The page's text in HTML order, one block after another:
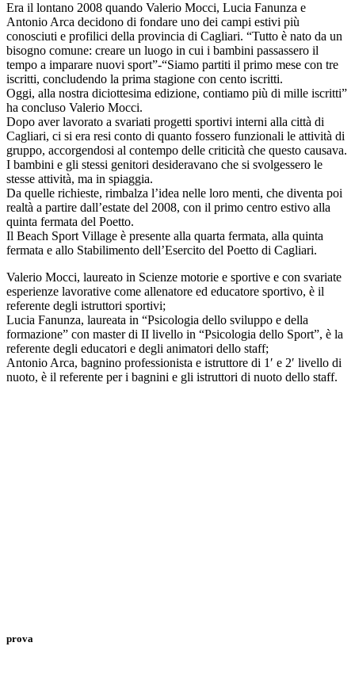
Era il lontano 2008 quando Valerio Mocci, Lucia Fanunza e
Antonio Arca decidono di fondare uno dei campi estivi più
conosciuti e profilici della provincia di Cagliari. “Tutto è nato da un
bisogno comune: creare un luogo in cui i bambini passassero il
tempo a imparare nuovi sport”-“Siamo partiti il primo mese con tre
iscritti, concludendo la prima stagione con cento iscritti.
Oggi, alla nostra diciottesima edizione, contiamo più di mille iscritti”
ha concluso Valerio Mocci.
Dopo aver lavorato a svariati progetti sportivi interni alla città di
Cagliari, ci si era resi conto di quanto fossero funzionali le attività di
gruppo, accorgendosi al contempo delle criticità che questo causava.
I bambini e gli stessi genitori desideravano che si svolgessero le
stesse attività, ma in spiaggia.
Da quelle richieste, rimbalza l’idea nelle loro menti, che diventa poi
realtà a partire dall’estate del 2008, con il primo centro estivo alla
quinta fermata del Poetto.
Il Beach Sport Village è presente alla quarta fermata, alla quinta
fermata e allo Stabilimento dell’Esercito del Poetto di Cagliari.
Valerio Mocci, laureato in Scienze motorie e sportive e con svariate
esperienze lavorative come allenatore ed educatore sportivo, è il
referente degli istruttori sportivi;
Lucia Fanunza, laureata in “Psicologia dello sviluppo e della
formazione” con master di II livello in “Psicologia dello Sport”, è la
referente degli educatori e degli animatori dello staff;
Antonio Arca, bagnino professionista e istruttore di 1′ e 2′ livello di
nuoto, è il referente per i bagnini e gli istruttori di nuoto dello staff.
prova